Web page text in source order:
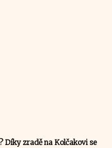
Díky zradě na Kolčakovi se